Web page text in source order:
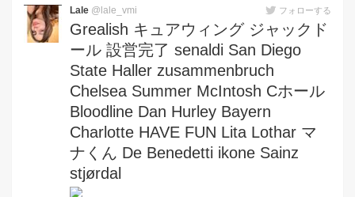
Lale @lale_vmi フォローする
Grealish キュアウィング ジャックド
ール 設営完了 senaldi San Diego
State Haller zusammenbruch
Chelsea Summer McIntosh Cホール
Bloodline Dan Hurley Bayern
Charlotte HAVE FUN Lita Lothar マ
ナくん De Benedetti ikone Sainz
stjørdal